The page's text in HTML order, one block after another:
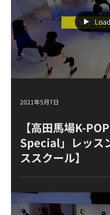
2021年5月7日
【高田馬場K-
Special」レッス
ススクール】